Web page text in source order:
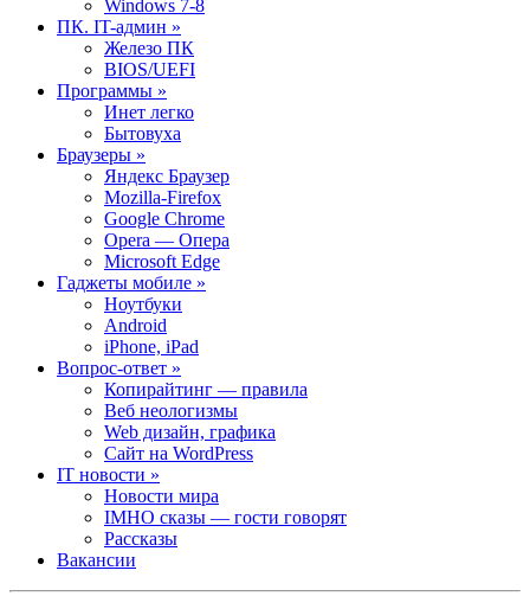
Windows 7-8
ПК. IT-админ »
Железо ПК
BIOS/UEFI
Программы »
Инет легко
Бытовуха
Браузеры »
Яндекс Браузер
Mozilla-Firefox
Google Chrome
Opera — Опера
Microsoft Edge
Гаджеты мобиле »
Ноутбуки
Android
iPhone, iPad
Вопрос-ответ »
Копирайтинг — правила
Веб неологизмы
Web дизайн, графика
Сайт на WordPress
IT новости »
Новости мира
IMHO сказы — гости говорят
Рассказы
Вакансии